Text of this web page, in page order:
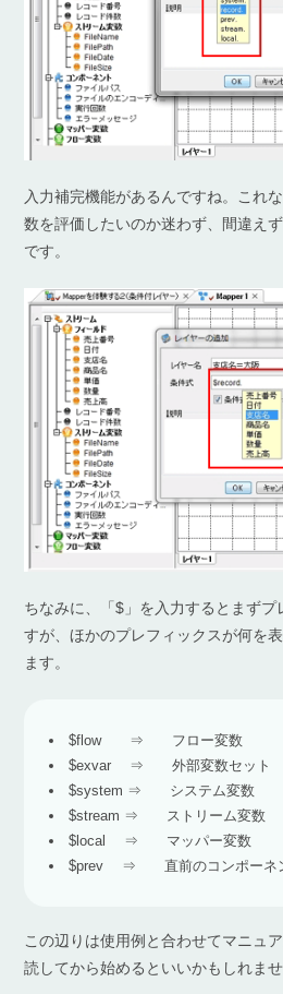
入力補完機能があるんですね。これ
数を評価したいのか迷わず、間違え
です。
ちなみに、「$」を入力するとまずプ
すが、ほかのプレフィックスが何を
ます。
$flow ⇒ フロー変数
$exvar ⇒ 外部変数セット
$system ⇒ システム変数
$stream ⇒ ストリーム変数
$local ⇒ マッパー変数
$prev ⇒ 直前のコンポーネン
この辺りは使用例と合わせてマニュ
読してから始めるといいかもしれませ